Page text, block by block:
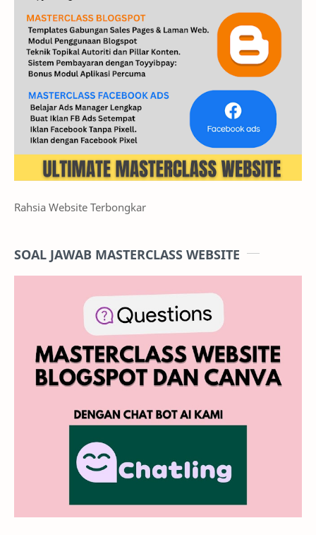
Rahsia Website Terbongkar
SOAL JAWAB MASTERCLASS WEBSITE